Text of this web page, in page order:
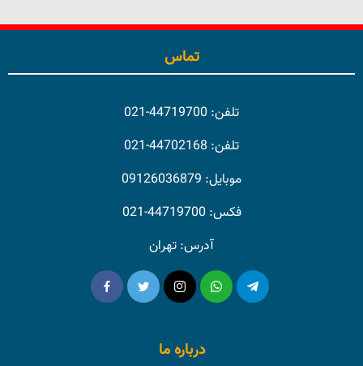
تماس
تلفن: 44719700-021
تلفن: 44702168-021
موبایل: 09126036879
فکس: 44719700-021
آدرس: تهران
درباره ما